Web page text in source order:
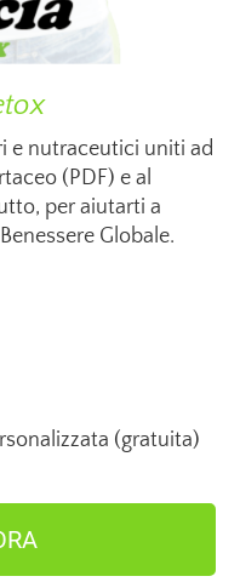
e nutraceutici uniti ad
(PDF) e al
per aiutarti a
Globale.
(gratuita)